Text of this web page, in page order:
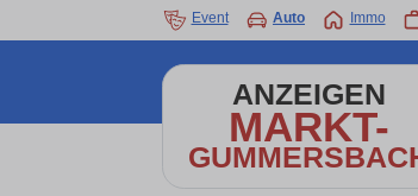
Event Auto Immo
ANZEIGEN
MARKT-